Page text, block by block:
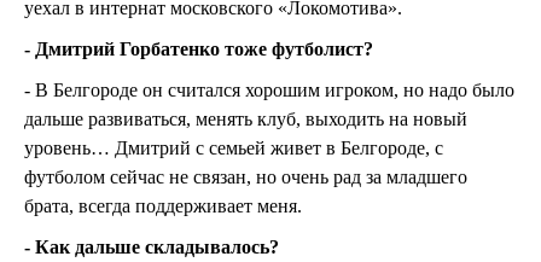
уехал в интернат московского «Локомотива».
- Дмитрий Горбатенко тоже футболист?
- В Белгороде он считался хорошим игроком, но надо было
дальше развиваться, менять клуб, выходить на новый
уровень… Дмитрий с семьей живет в Белгороде, с
футболом сейчас не связан, но очень рад за младшего
брата, всегда поддерживает меня.
- Как дальше складывалось?